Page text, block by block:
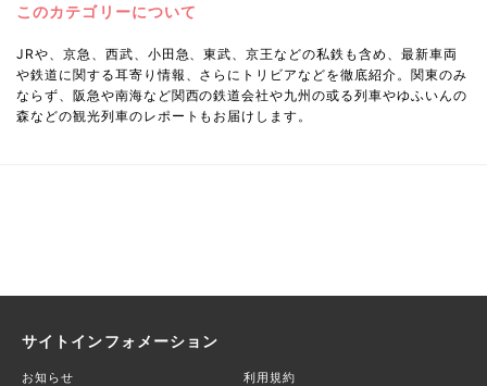
このカテゴリーについて
JRや、京急、西武、小田急、東武、京王などの私鉄も含め、最新車両
や鉄道に関する耳寄り情報、さらにトリビアなどを徹底紹介。関東のみ
ならず、阪急や南海など関西の鉄道会社や九州の或る列車やゆふいんの
森などの観光列車のレポートもお届けします。
サイトインフォメーション
お知らせ 利用規約